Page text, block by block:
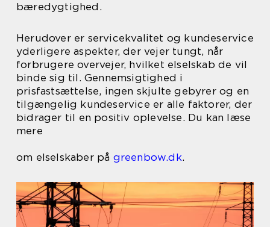
bæredygtighed.
Herudover er servicekvalitet og kundeservice
yderligere aspekter, der vejer tungt, når
forbrugere overvejer, hvilket elselskab de vil
binde sig til. Gennemsigtighed i
prisfastsættelse, ingen skjulte gebyrer og en
tilgængelig kundeservice er alle faktorer, der
bidrager til en positiv oplevelse. Du kan læse
mere
om elselskaber på greenbow.dk.